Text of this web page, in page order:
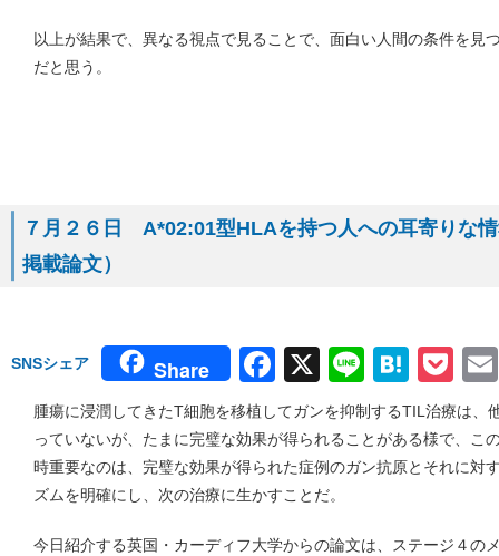
以上が結果で、異なる視点で見ることで、面白い人間の条件を見
だと思う。
７月２６日 A*02:01型HLAを持つ人への耳寄りな
掲載論文）
SNSシェア Share Facebook
X Line
腫瘍に浸潤してきたT細胞を移植してガンを抑制するTIL治療は、
っていないが、たまに完璧な効果が得られることがある様で、こ
時重要なのは、完璧な効果が得られた症例のガン抗原とそれに対
ズムを明確にし、次の治療に生かすことだ。
今日紹介する英国・カーディフ大学からの論文は、ステージ４の